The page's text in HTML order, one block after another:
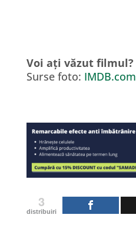
Voi ați văzut filmul?
Surse foto: IMDB.com
3
distribuiri